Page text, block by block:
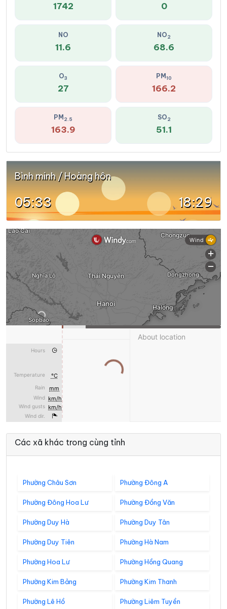
1742 0
NO
11.6
NO2
68.6
O3
27
PM10
166.2
PM 2.5
163.9
SO2
51.1
Bình minh / Hoàng hôn
05:33 18:29
Các xã khác trong cùng tỉnh
Phường Châu Sơn Phường Đông A
Phường Đông Hoa Lư Phường Đồng Văn
Phường Duy Hà Phường Duy Tân
Phường Duy Tiên Phường Hà Nam
Phường Hoa Lư Phường Hồng Quang
Phường Kim Bảng Phường Kim Thanh
Phường Lê Hồ Phường Liêm Tuyền